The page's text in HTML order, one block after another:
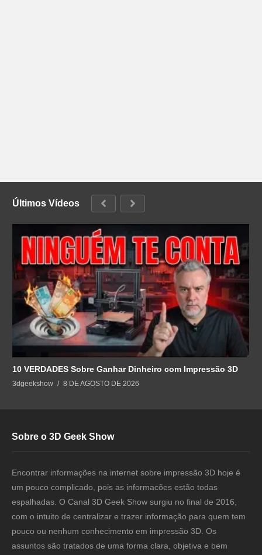
Últimos Vídeos
10 VERDADES Sobre Ganhar Dinheiro com Impressão 3D
3dgeekshow 8 DE AGOSTO DE 2026
Sobre o 3D Geek Show
Encontrar informações na internet sobre impressão 3D hoje é
um pouco complicado, pois as informacões estão todas
espalhadas. O Canal 3D Geek Show surgiu no final de 2016,
com o intuito de centralizar e trazer informação para quem tem
pouco ou nenhum conhecimento em impressão 3D. Os
assuntos são tratados de uma forma clara, objetiva e bem